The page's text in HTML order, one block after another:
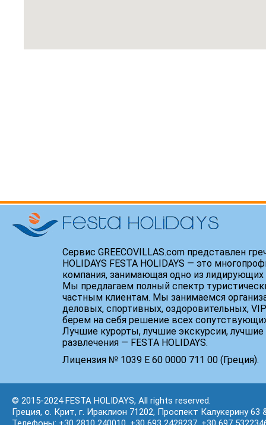
Сервис GREECOVILLAS.com представлен
HOLIDAYS FESTA HOLIDAYS — это
компания, занимающая одно из
Мы предлагаем полный спектр
частным клиентам. Мы занимаемся
деловых, спортивных, оздоровительных,
берем на себя решение всех
Лучшие курорты, лучшие экскурсии, лучшие
развлечения — FESTA HOLIDAYS.
Лицензия № 1039 Е 60 0000 711 00 (Греция).
© 2015-2024 FESTA HOLIDAYS, All rights reserved.
Греция, о. Крит, г. Ираклион 71202, Проспект Калукерину 63